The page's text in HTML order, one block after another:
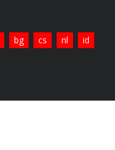
bg cs nl
id